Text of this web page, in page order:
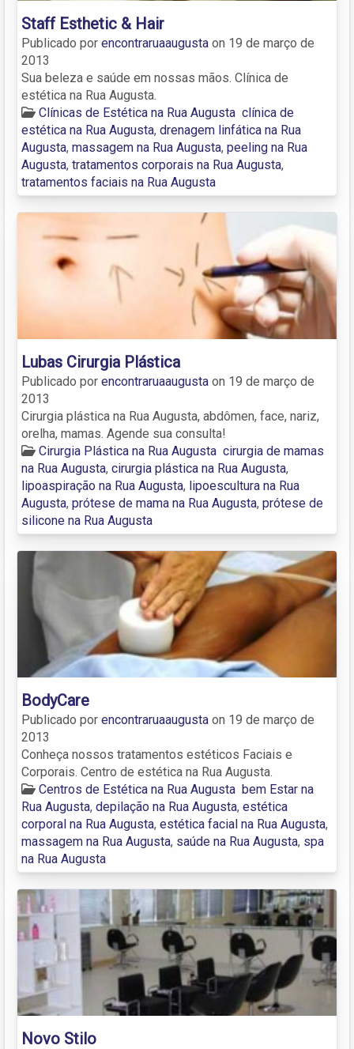
Staff Esthetic & Hair
Publicado por encontraruaaugusta on 19 de março de
2013
Sua beleza e saúde em nossas mãos. Clínica de
estética na Rua Augusta.
Clínicas de Estética na Rua Augusta clínica de
estética na Rua Augusta, drenagem linfática na Rua
Augusta, massagem na Rua Augusta, peeling na Rua
Augusta, tratamentos corporais na Rua Augusta,
tratamentos faciais na Rua Augusta
Lubas Cirurgia Plástica
Publicado por encontraruaaugusta on 19 de março de
2013
Cirurgia plástica na Rua Augusta, abdômen, face, nariz,
orelha, mamas. Agende sua consulta!
Cirurgia Plástica na Rua Augusta cirurgia de mamas
na Rua Augusta, cirurgia plástica na Rua Augusta,
lipoaspiração na Rua Augusta, lipoescultura na Rua
Augusta, prótese de mama na Rua Augusta, prótese de
silicone na Rua Augusta
BodyCare
Publicado por encontraruaaugusta on 19 de março de
2013
Conheça nossos tratamentos estéticos Faciais e
Corporais. Centro de estética na Rua Augusta.
Centros de Estética na Rua Augusta bem Estar na
Rua Augusta, depilação na Rua Augusta, estética
corporal na Rua Augusta, estética facial na Rua Augusta,
massagem na Rua Augusta, saúde na Rua Augusta, spa
na Rua Augusta
Novo Stilo